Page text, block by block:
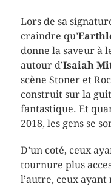
Lors de sa
craindre qu’
donne la saveur à
autour d’Isaiah
scène Stoner et
construit sur la
fantastique. Et
2018, les gens se
D’un coté, ceux
tournure plus
l’autre, ceux